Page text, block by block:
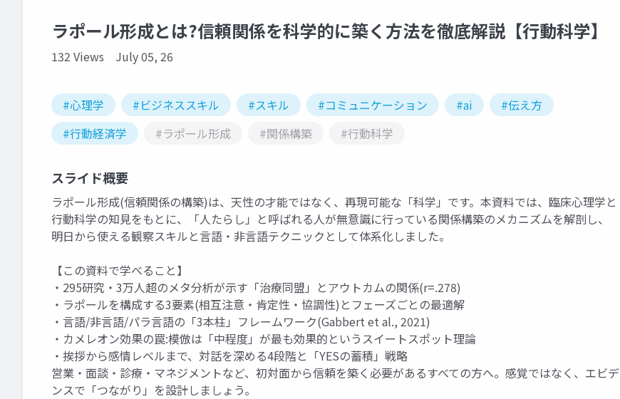
ラポール形成とは?信頼関係を科学的に築く方法を徹底解説【行動科学】
132 Views July 05, 26
#心理学 #ビジネススキル #スキル #コミュニケーション #ai
#伝え方
#行動経済学
#ラポール形成 #関係構築 #行動科学
スライド概要
ラポール形成(信頼関係の構築)は、天性の才能ではなく、再現可能な「科学」です。本資料では、臨床心理学と
行動科学の知見をもとに、「人たらし」と呼ばれる人が無意識に行っている関係構築のメカニズムを解剖し、
明日から使える観察スキルと言語・非言語テクニックとして体系化しました。
【この資料で学べること】
・295研究・3万人超のメタ分析が示す「治療同盟」とアウトカムの関係(r=.278)
・ラポールを構成する3要素(相互注意・肯定性・協調性)とフェーズごとの最適解
・言語/非言語/パラ言語の「3本柱」フレームワーク(Gabbert et al., 2021)
・カメレオン効果の罠:模倣は「中程度」が最も効果的というスイートスポット理論
・挨拶から感情レベルまで、対話を深める4段階と「YESの蓄積」戦略
営業・面談・診療・マネジメントなど、初対面から信頼を築く必要があるすべての方へ。感覚ではなく、エビデ
ンスで「つながり」を設計しましょう。